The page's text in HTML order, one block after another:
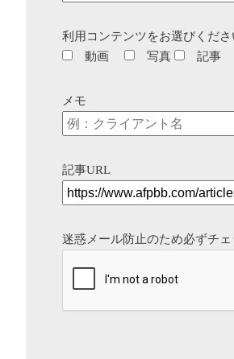
利用コンテンツをお選びくださ
動画
写真 記事
メモ
記事URL
迷惑メール防止のため必ずチ